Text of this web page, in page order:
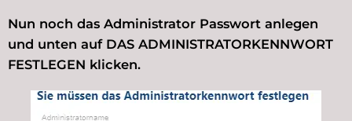
Nun noch das Administrator Passwort anlegen
und unten auf DAS ADMINISTRATORKENNWORT
FESTLEGEN klicken.